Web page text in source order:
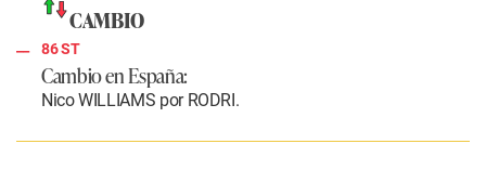
CAMBIO
86 ST
Cambio en España:
Nico WILLIAMS por RODRI.